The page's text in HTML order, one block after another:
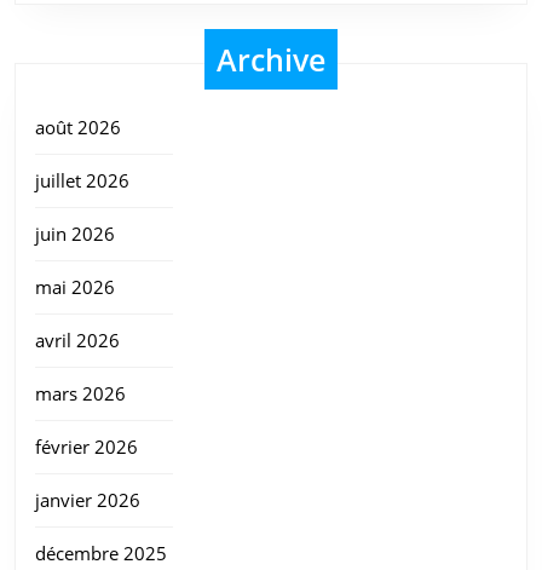
Archive
août 2026
juillet 2026
juin 2026
mai 2026
avril 2026
mars 2026
février 2026
janvier 2026
décembre 2025